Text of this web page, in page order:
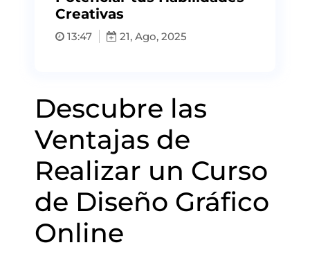
Creativas
13:47 21, Ago, 2025
Descubre las
Ventajas de
Realizar un Curso
de Diseño Gráfico
Online